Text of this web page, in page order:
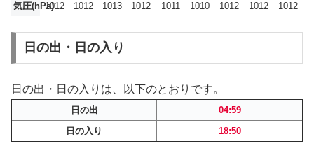
気圧(hPa)1012 1012 1013 1012 1011 1010 1012 1012 1012
日の出・日の入り
日の出・日の入りは、以下のとおりです。
日の出
04:59
日の入り
18:50